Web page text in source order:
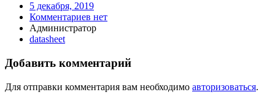
5 декабря, 2019
Комментариев нет
Администратор
datasheet
Добавить комментарий
Для отправки комментария вам необходимо авторизоваться.